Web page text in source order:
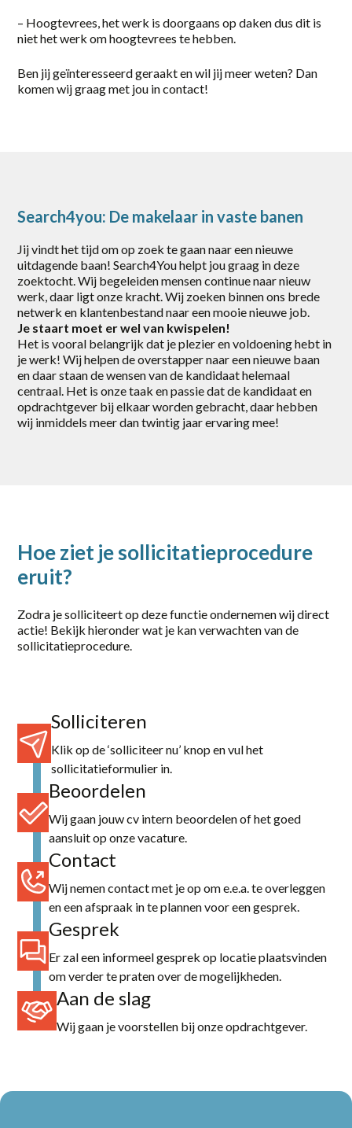
– Hoogtevrees, het werk is doorgaans op daken dus dit is
niet het werk om hoogtevrees te hebben.
Ben jij geïnteresseerd geraakt en wil jij meer weten? Dan
komen wij graag met jou in contact!
Search4you: De makelaar in vaste banen
Jij vindt het tijd om op zoek te gaan naar een nieuwe
uitdagende baan! Search4You helpt jou graag in deze
zoektocht. Wij begeleiden mensen continue naar nieuw
werk, daar ligt onze kracht. Wij zoeken binnen ons brede
netwerk en klantenbestand naar een mooie nieuwe job.
Je staart moet er wel van kwispelen!
Het is vooral belangrijk dat je plezier en voldoening hebt in
je werk! Wij helpen de overstapper naar een nieuwe baan
en daar staan de wensen van de kandidaat helemaal
centraal. Het is onze taak en passie dat de kandidaat en
opdrachtgever bij elkaar worden gebracht, daar hebben
wij inmiddels meer dan twintig jaar ervaring mee!
Hoe ziet je sollicitatieprocedure
eruit?
Zodra je solliciteert op deze functie ondernemen wij direct
actie! Bekijk hieronder wat je kan verwachten van de
sollicitatieprocedure.
Solliciteren
Klik op de ‘solliciteer nu’ knop en vul het
sollicitatieformulier in.
Beoordelen
Wij gaan jouw cv intern beoordelen of het goed
aansluit op onze vacature.
Contact
Wij nemen contact met je op om e.e.a. te overleggen
en een afspraak in te plannen voor een gesprek.
Gesprek
Er zal een informeel gesprek op locatie plaatsvinden
om verder te praten over de mogelijkheden.
Aan de slag
Wij gaan je voorstellen bij onze opdrachtgever.
Harderwijk
Putten
Uddel
Veenendaal
Vianen
Zwolle
category
Logistiek / Transport